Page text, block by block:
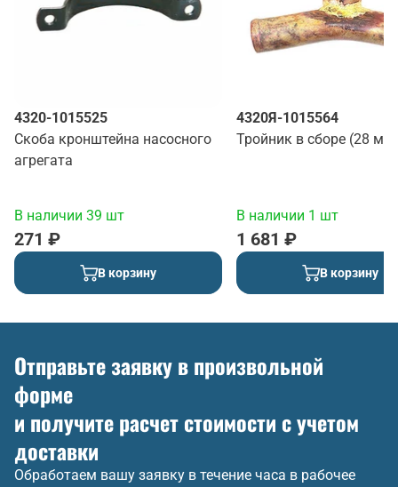
4320-1015525
Скоба кронштейна насосного
агрегата
В наличии 39 шт
271 ₽
В корзину
4320Я-1015564
Тройник в сборе (28
В наличии 1 шт
1 681 ₽
В корзину
Отправьте заявку в произвольной
форме
и получите расчет стоимости с учетом
доставки
Обработаем вашу заявку в течение часа в рабочее